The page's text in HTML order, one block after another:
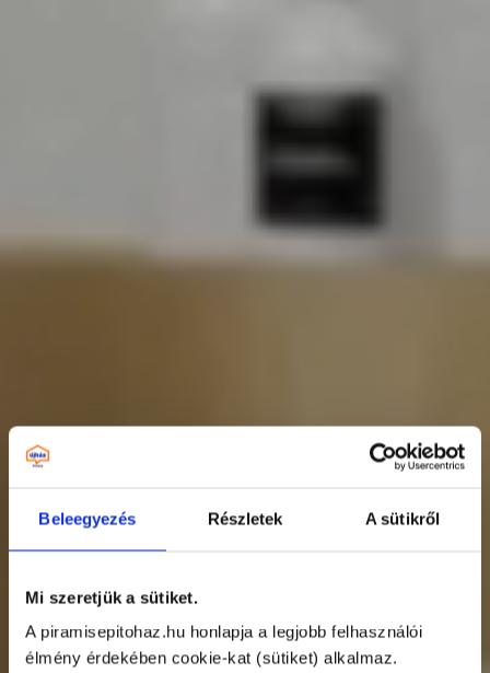
Beleegyezés Részletek A sütikről
Mi szeretjük a sütiket.
A piramisepitohaz.hu honlapja a legjobb felhasználói
élmény érdekében cookie-kat (sütiket) alkalmaz.